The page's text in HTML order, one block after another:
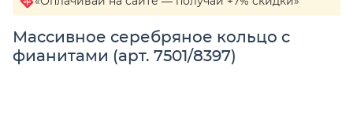
Массивное серебряное кольцо с
фианитами (арт. 7501/8397)